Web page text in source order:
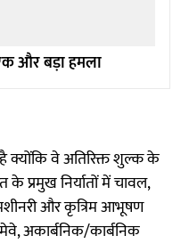
और बड़ा हमला
क्योंकि वे अतिरिक्त शुल्क के
के प्रमुख निर्यातों में चावल,
मशीनरी और कृत्रिम आभूषण
अकार्बनिक/कार्बनिक